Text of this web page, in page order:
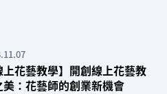
上花藝教學】開創線上花藝教
美：花藝師的創業新機會